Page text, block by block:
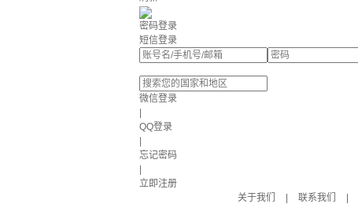
密码登录
短信登录
微信登录
QQ登录
忘记密码
立即注册
关于我们
联系我们